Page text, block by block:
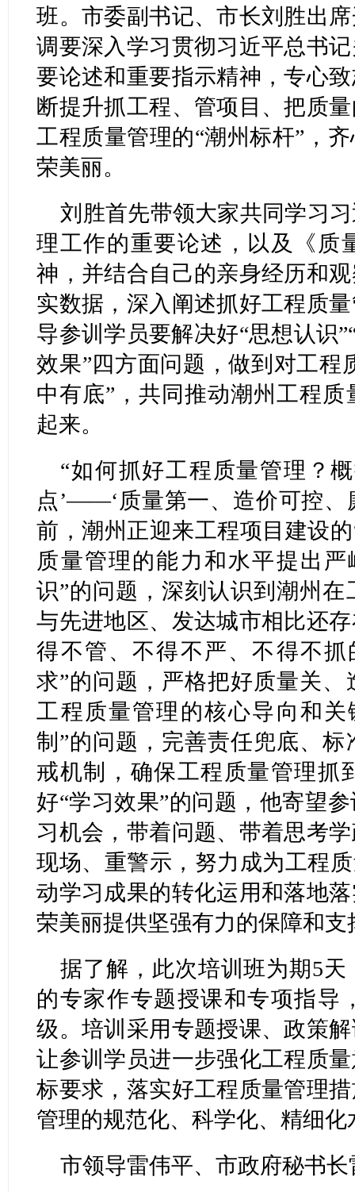
班。市委副书记、市长刘胜出
调要深入学习贯彻习近平总书
要论述和重要指示精神，专心
断提升抓工程、管项目、把质
工程质量管理的“潮州标杆”，
荣美丽。
刘胜首先带领大家共同学习
理工作的重要论述，以及《质
神，并结合自己的亲身经历和
实数据，深入阐述抓好工程质
导参训学员要解决好“思想认识
效果”四方面问题，做到对工程
中有底”，共同推动潮州工程
起来。
“如何抓好工程质量管理？
点’——‘质量第一、造价可控、
前，潮州正迎来工程项目建设
质量管理的能力和水平提出
识”的问题，深刻认识到潮州
与先进地区、发达城市相比还
得不管、不得不严、不得不
求”的问题，严格把好质量关
工程质量管理的核心导向和
制”的问题，完善责任兜底、
戒机制，确保工程质量管理抓
好“学习效果”的问题，他寄望
习机会，带着问题、带着思考
现场、重警示，努力成为工程
动学习成果的转化运用和落地
荣美丽提供坚强有力的保障和支
据了解，此次培训班为期5
的专家作专题授课和专项指导
级。培训采用专题授课、政策
让参训学员进一步强化工程质
标要求，落实好工程质量管理
管理的规范化、科学化、精细化
市领导雷伟平、市政府秘书